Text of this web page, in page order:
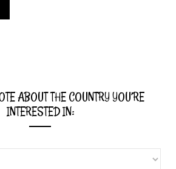
ABOUT THE COUNTRY YOU’RE
INTERESTED IN: